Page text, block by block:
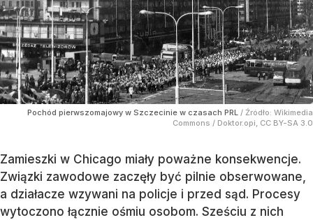
Pochód pierwszomajowy w Szczecinie w czasach PRL / Źródło: Wikimedia
Commons / Doktor.opi, CC BY-SA 3.0
Zamieszki w Chicago miały poważne konsekwencje.
Związki zawodowe zaczęły być pilnie obserwowane,
a działacze wzywani na policje i przed sąd. Procesy
wytoczono łącznie ośmiu osobom. Sześciu z nich